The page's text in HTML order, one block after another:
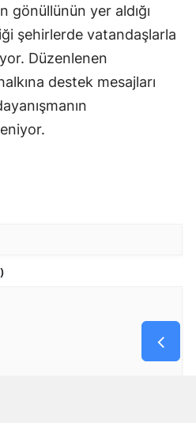
gönüllünün yer aldığı
şehirlerde vatandaşlarla
Düzenlenen
destek mesajları